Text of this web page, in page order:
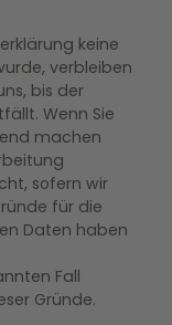
keine
verbleiben
bis der
Wenn Sie
machen
sofern wir
für die
Daten haben
Fall
Gründe.